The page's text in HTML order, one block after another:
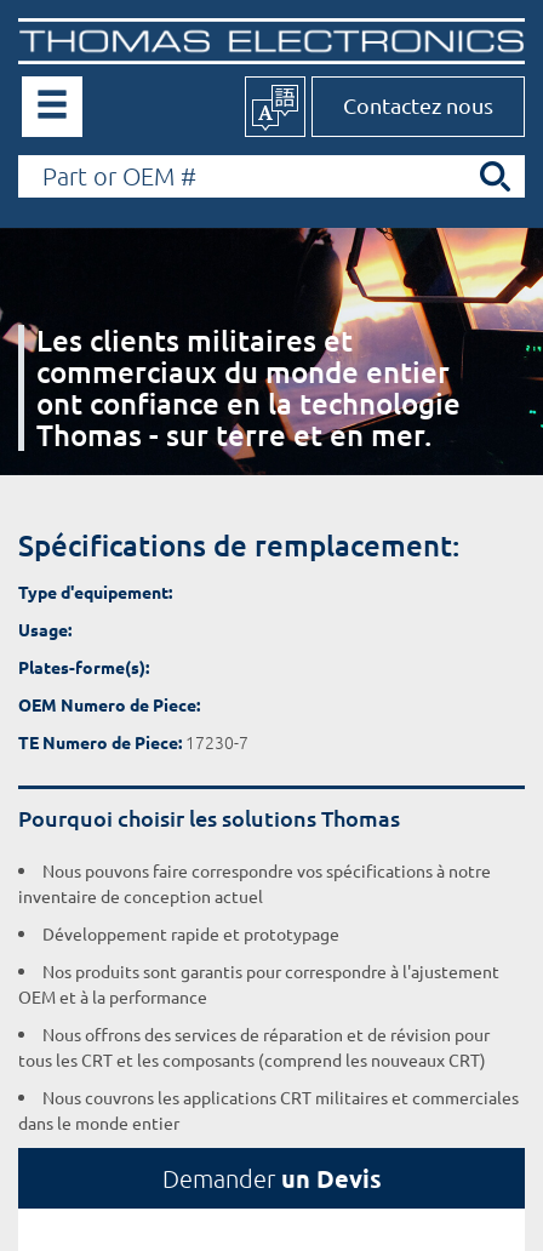
Contactez nous
Les clients militaires et
commerciaux du monde entier
ont confiance en la technologie
Thomas - sur terre et en mer.
Spécifications de remplacement:
Type d'equipement:
Usage:
Plates-forme(s):
OEM Numero de Piece:
TE Numero de Piece: 17230-7
Pourquoi choisir les solutions Thomas
Nous pouvons faire correspondre vos spécifications à notre
inventaire de conception actuel
Développement rapide et prototypage
Nos produits sont garantis pour correspondre à l'ajustement
OEM et à la performance
Nous offrons des services de réparation et de révision pour
tous les CRT et les composants (comprend les nouveaux CRT)
Nous couvrons les applications CRT militaires et commerciales
dans le monde entier
Demander un Devis